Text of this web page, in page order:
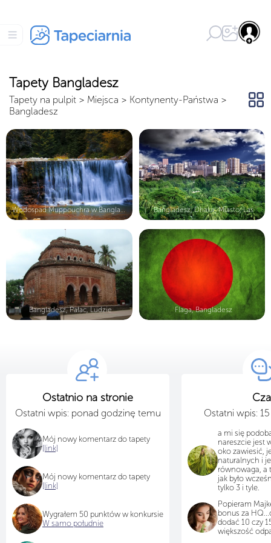
Tapety Bangladesz
Tapety na pulpit > Miejsca > Kontynenty-Państwa >
Bangladesz
Wodospad Muppouchra w Bangladeszu Bangladesz, Dhaka, Miasto, Las
Bangladesz, Pałac, Ludzie Flaga, Bangladesz
Ostatnio na stronie
Ostatni wpis: ponad godzinę temu
Mój nowy komentarz do tapety
[link]
Mój nowy komentarz do tapety
[link]
Wygrałem 50 punktów w konkursie
W samo południe
Ostatni wpis:
a mi się
nareszcie jest
oko zawiesić,
naturalnych i
równowaga, a
jak było
tylko 3 i tyle.
Popieram
bonus za
dodać 10 czy
większość